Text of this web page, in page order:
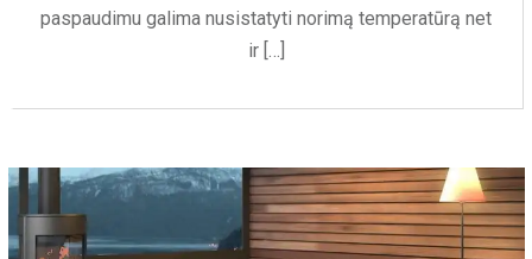
paspaudimu galima nusistatyti norimą temperatūrą net
ir […]